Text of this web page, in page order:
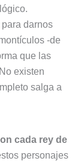
darnos
-de
que las
existen
salga a
cada rey de
personajes